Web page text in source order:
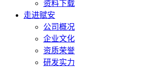
资料下载
走进赋安
公司概况
企业文化
资质荣誉
研发实力